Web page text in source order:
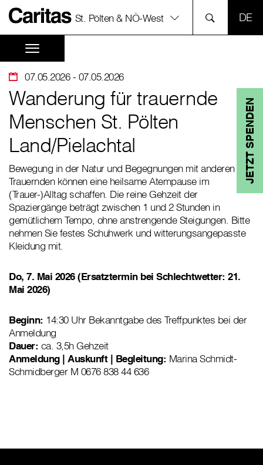
St. Pölten & NÖ-West
JETZT SPENDEN
07.05.2026- 07.05.2026
Wanderung für trauernde
Menschen St. Pölten
Land/Pielachtal
Bewegung in der Natur und Begegnungen mit anderen
Trauernden können eine heilsame Atempause im
(Trauer-)Alltag schaffen. Die reine Gehzeit der
Spaziergänge beträgt zwischen 1 und 2 Stunden in
gemütlichem Tempo, ohne anstrengende Steigungen. Bitte
nehmen Sie festes Schuhwerk und witterungsangepasste
Kleidung mit.
Do, 7. Mai 2026 (Ersatztermin bei Schlechtwetter: 21.
Mai 2026)
Beginn: 14:30 Uhr Bekanntgabe des Treffpunktes bei der
Anmeldung
Dauer: ca. 3,5h Gehzeit
Anmeldung | Auskunft | Begleitung: Marina Schmidt-
Schmidberger M 0676 838 44 636